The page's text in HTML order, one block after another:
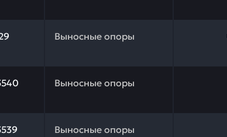
Выносные опоры
Trigger JOHN DEERE T451329 — это
Выносные опоры
Trigger JOHN DEERE SAU15540 —
Выносные опоры
Trigger JOHN DEERE SAU15539 —